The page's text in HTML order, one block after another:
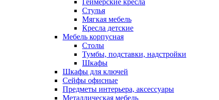
Геймерские кресла
Стулья
Мягкая мебель
Кресла детские
Мебель корпусная
Столы
Тумбы, подставки, надстройки
Шкафы
Шкафы для ключей
Сейфы офисные
Предметы интерьера, аксессуары
Металлическая мебель